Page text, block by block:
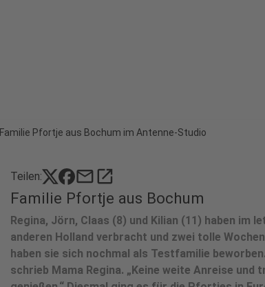
Familie Pfortje aus Bochum im Antenne-Studio
Teilen: mailopen_in_new
Familie Pfortje aus Bochum
Regina, Jörn, Claas (8) und Kilian (11) haben im
anderen Holland verbracht und zwei tolle
haben sie sich nochmal als Testfamilie
schrieb Mama Regina. „Keine weite Anreise